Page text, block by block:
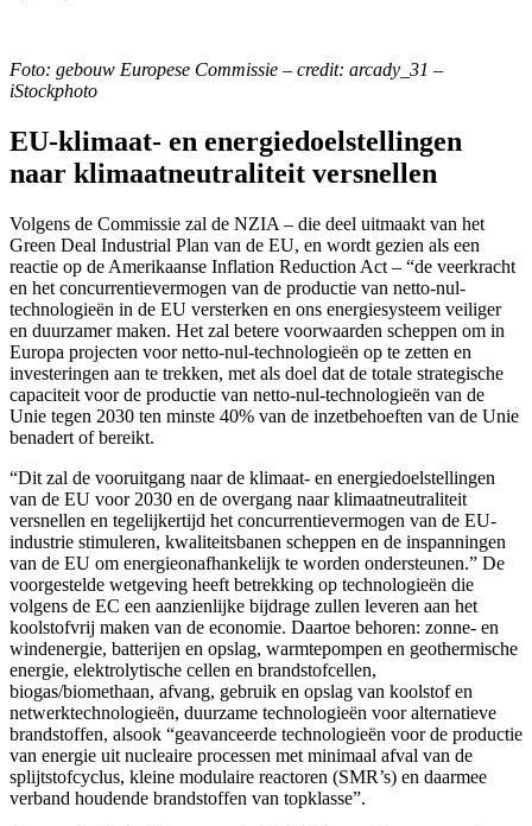
Foto: gebouw Europese Commissie – credit: arcady_31 –
iStockphoto
EU-klimaat- en energiedoelstellingen
naar klimaatneutraliteit versnellen
Volgens de Commissie zal de NZIA – die deel uitmaakt van het
Green Deal Industrial Plan van de EU, en wordt gezien als een
reactie op de Amerikaanse Inflation Reduction Act – “de veerkracht
en het concurrentievermogen van de productie van netto-nul-
technologieën in de EU versterken en ons energiesysteem veiliger
en duurzamer maken. Het zal betere voorwaarden scheppen om in
Europa projecten voor netto-nul-technologieën op te zetten en
investeringen aan te trekken, met als doel dat de totale strategische
capaciteit voor de productie van netto-nul-technologieën van de
Unie tegen 2030 ten minste 40% van de inzetbehoeften van de Unie
benadert of bereikt.
“Dit zal de vooruitgang naar de klimaat- en energiedoelstellingen
van de EU voor 2030 en de overgang naar klimaatneutraliteit
versnellen en tegelijkertijd het concurrentievermogen van de EU-
industrie stimuleren, kwaliteitsbanen scheppen en de inspanningen
van de EU om energieonafhankelijk te worden ondersteunen.” De
voorgestelde wetgeving heeft betrekking op technologieën die
volgens de EC een aanzienlijke bijdrage zullen leveren aan het
koolstofvrij maken van de economie. Daartoe behoren: zonne- en
windenergie, batterijen en opslag, warmtepompen en geothermische
energie, elektrolytische cellen en brandstofcellen,
biogas/biomethaan, afvang, gebruik en opslag van koolstof en
netwerktechnologieën, duurzame technologieën voor alternatieve
brandstoffen, alsook “geavanceerde technologieën voor de productie
van energie uit nucleaire processen met minimaal afval van de
splijtstofcyclus, kleine modulaire reactoren (SMR’s) en daarmee
verband houdende brandstoffen van topklasse”.